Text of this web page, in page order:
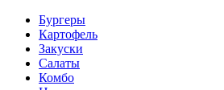
Бургеры
Картофель
Закуски
Салаты
Комбо